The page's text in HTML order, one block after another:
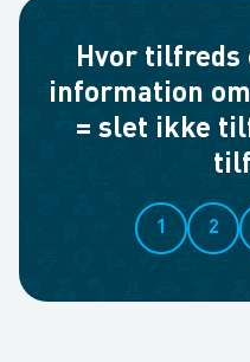
Hvor tilfreds
information
= slet ikke
1 2